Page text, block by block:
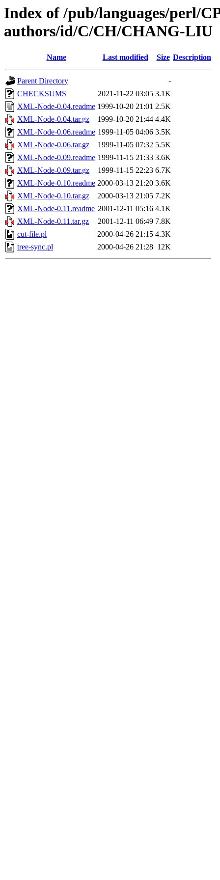
Index of /pub/languages/perl/
authors/id/C/CH/CHANG-LIU
Name Last modified Size Description
Parent Directory
-
CHECKSUMS
2021-11-22 03:05 3.1K
XML-Node-0.04.readme 1999-10-20 21:01 2.5K
XML-Node-0.04.tar.gz
1999-10-20 21:44 4.4K
XML-Node-0.06.readme 1999-11-05 04:06 3.5K
XML-Node-0.06.tar.gz
1999-11-05 07:32 5.5K
XML-Node-0.09.readme 1999-11-15 21:33 3.6K
XML-Node-0.09.tar.gz
1999-11-15 22:23 6.7K
XML-Node-0.10.readme 2000-03-13 21:20 3.6K
XML-Node-0.10.tar.gz
2000-03-13 21:05 7.2K
XML-Node-0.11.readme 2001-12-11 05:16 4.1K
XML-Node-0.11.tar.gz
2001-12-11 06:49 7.8K
cut-file.pl
2000-04-26 21:15 4.3K
tree-sync.pl
2000-04-26 21:28 12K